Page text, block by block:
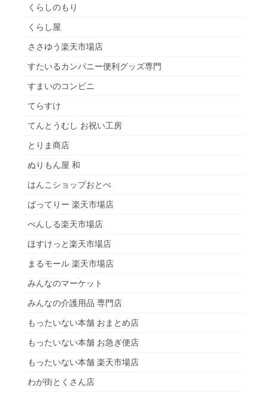
くらしのもり
くらし屋
ささゆう楽天市場店
すたいるカンパニー便利グッズ専門
すまいのコンビニ
てらすけ
てんとうむし お祝い工房
とりま商店
ぬりもん屋 和
はんこショップおとべ
ばってりー 楽天市場店
ぺんしる楽天市場店
ほすけっと楽天市場店
まるモール 楽天市場店
みんなのマーケット
みんなの介護用品 専門店
もったいない本舗 おまとめ店
もったいない本舗 お急ぎ便店
もったいない本舗 楽天市場店
わが街とくさん店